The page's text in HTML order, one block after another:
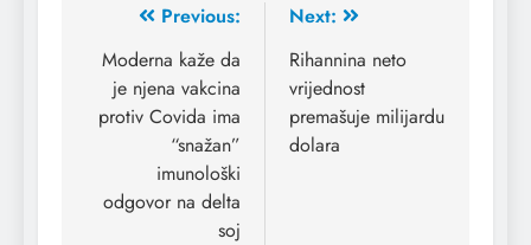
Previous:
Moderna kaže da
je njena vakcina
protiv Covida ima
“snažan”
imunološki
odgovor na delta
soj
Next:
Rihannina neto
vrijednost
premašuje milijardu
dolara